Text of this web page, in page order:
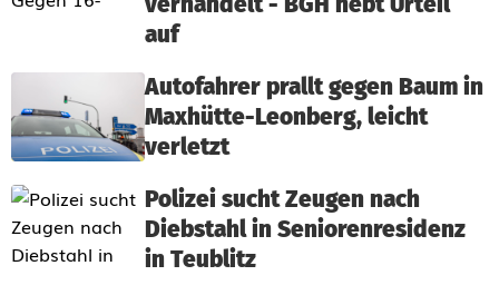
auf
Autofahrer prallt gegen Baum in
Maxhütte-Leonberg, leicht
verletzt
Polizei sucht Zeugen nach
Diebstahl in Seniorenresidenz
in Teublitz